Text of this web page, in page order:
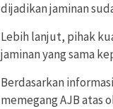
dijadikan jaminan
Lebih lanjut, pihak
jaminan yang sama
Berdasarkan
memegang AJB atas